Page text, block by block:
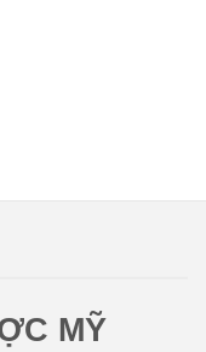
MỸ